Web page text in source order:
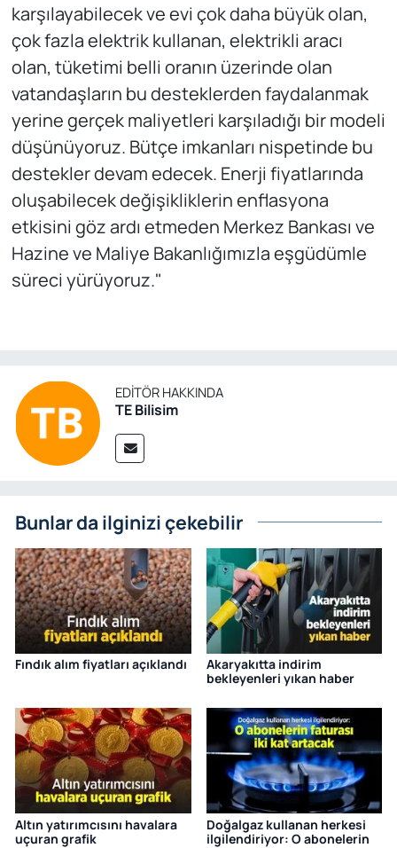
karşılayabilecek ve evi çok daha büyük olan,
çok fazla elektrik kullanan, elektrikli aracı
olan, tüketimi belli oranın üzerinde olan
vatandaşların bu desteklerden faydalanmak
yerine gerçek maliyetleri karşıladığı bir modeli
düşünüyoruz. Bütçe imkanları nispetinde bu
destekler devam edecek. Enerji fiyatlarında
oluşabilecek değişikliklerin enflasyona
etkisini göz ardı etmeden Merkez Bankası ve
Hazine ve Maliye Bakanlığımızla eşgüdümle
süreci yürüyoruz."
EDITÖR HAKKINDA
TE Bilisim
Bunlar da ilginizi çekebilir
Fındık alım fiyatları açıklandı
Akaryakıtta indirim
bekleyenleri yıkan haber
Altın yatırımcısını havalara
uçuran grafik
Doğalgaz kullanan herkesi
ilgilendiriyor: O abonelerin